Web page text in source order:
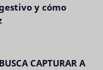
y cómo
CAPTURAR A